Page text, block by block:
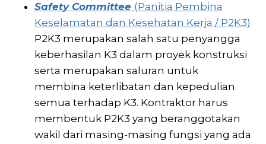
Safety Committee (Panitia Pembina
Keselamatan dan Kesehatan Kerja / P2K3)
P2K3 merupakan salah satu penyangga
keberhasilan K3 dalam proyek konstruksi
serta merupakan saluran untuk
membina keterlibatan dan kepedulian
semua terhadap K3. Kontraktor harus
membentuk P2K3 yang beranggotakan
wakil dari masing-masing fungsi yang ada